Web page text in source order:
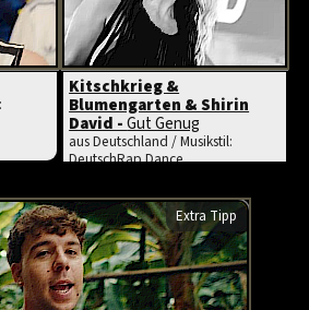
Kitschkrieg &
Blumengarten & Shirin
David -Gut Genug
aus Deutschland / Musikstil:
DeutschRap Dance
Extra Tipp